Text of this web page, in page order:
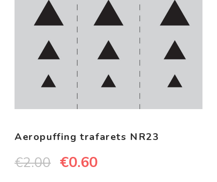
Aeropuffing trafarets NR23
€2.00 €0.60